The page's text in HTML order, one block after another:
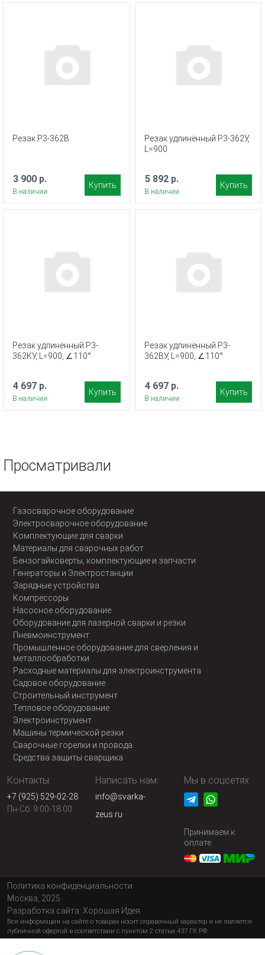
Резак Р3-362В
3 900 р.
В наличии
Купить
Резак удлинённый Р3-362У,
L=900
5 892 р.
В наличии
Купить
Резак удлинённый Р3-
362КУ, L=900, ∠110°
4 697 р.
В наличии
Купить
Резак удлинённый Р3-
362ВУ, L=900, ∠110°
4 697 р.
В наличии
Купить
Просматривали
Газосварочное оборудование
Электросварочное оборудование
Комплектующие для сварки
Материалы для сварочных работ
Бензогайковерты, комплектующие и запчасти
Генераторы и Электростанции
Зарядные устройства
Компрессоры
Насосное оборудование
Оборудование для лазерной сварки и резки
Пневмоинструмент
Промышленное оборудование для сверления и
металлообработки
Расходные материалы для электроинструмента
Садовое оборудование
Строительный инструмент
Тепловое оборудование
Электроинструмент
Машины термической резки
Сварочные горелки и провода
Средства защиты сварщика
Контакты:
+7 (925) 529-02-28
Пн-Сб: 9:00-18:00
Написать нам:
info@svarka-
zeus.ru
Мы в соцсетях
Принимаем к
оплате:
Политика конфиденциальности
Москва, 2025
Разработка сайта: Хорошая Идея
Вся информация на сайте о товарах носит справочный характер и не является
публичной офертой в соответствии с пунктом 2 статьи 437 ГК РФ.